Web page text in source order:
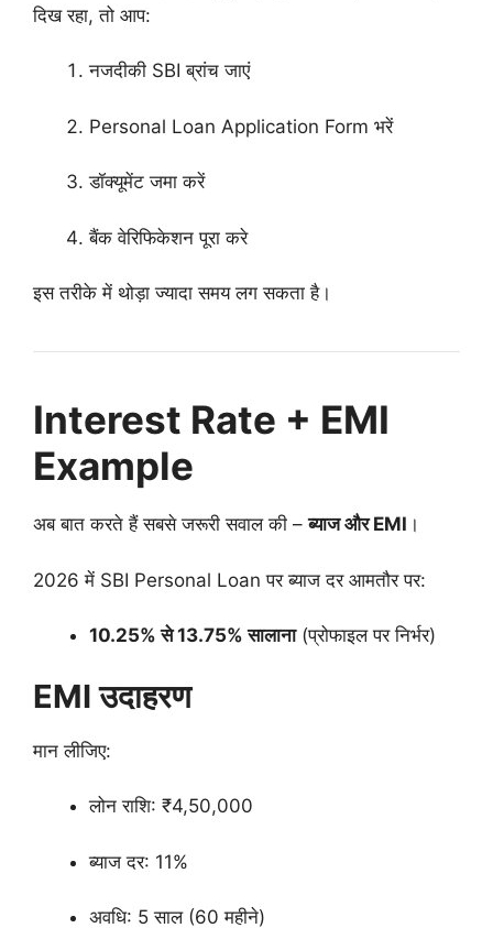
दिख रहा, तो आप:
नजदीकी SBI ब्रांच जाएं
Personal Loan Application Form भरें
डॉक्यूमेंट जमा करें
बैंक वेरिफिकेशन पूरा करे
इस तरीके में थोड़ा ज्यादा समय लग सकता है।
Interest Rate + EMI
Example
अब बात करते हैं सबसे जरूरी सवाल की –ब्याज और EMI ।
2026 में SBI Personal Loan पर ब्याज दर आमतौर पर:
10.25% से 13.75% सालाना(प्रोफाइल पर निर्भर)
EMI उदाहरण
मान लीजिए:
लोन राशि: ₹4,50,000
ब्याज दर: 11%
अवधि: 5 साल (60 महीने)